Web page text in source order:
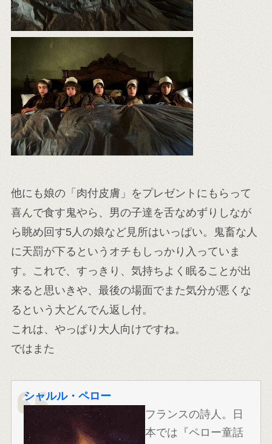
他にも娘の「肉付皮膚」をプレゼントにもらって
喜んで食す鬼やら、男の子達を舌なめずりしなが
ら眺め回す5人の娘など見所はいっぱい。鬼畜な人
に天罰が下るというオチもしっかり入っていま
す。これで、すっきり、気持ちよく眠ることが出
来ると思いきや、最後の場面でまた気分が悪くな
るという大どんでん返し付。
これは、やっぱり大人向けですね。
ではまた
シャルル・ペロー
フランスの詩人。日
本では『ペロー童話